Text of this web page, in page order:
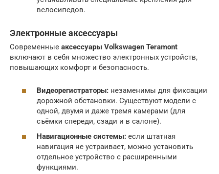
велосипедов.
Электронные аксессуары
Современные аксессуары Volkswagen Teramont
включают в себя множество электронных устройств,
повышающих комфорт и безопасность.
Видеорегистраторы: незаменимы для фиксации
дорожной обстановки. Существуют модели с
одной, двумя и даже тремя камерами (для
съёмки спереди, сзади и в салоне).
Навигационные системы: если штатная
навигация не устраивает, можно установить
отдельное устройство с расширенными
функциями.